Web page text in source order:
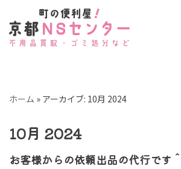
コ
ン
ツ
キ
ッ
ホーム » アーカイブ: 10月 2024
10月 2024
お客様からの依頼出品の代行です